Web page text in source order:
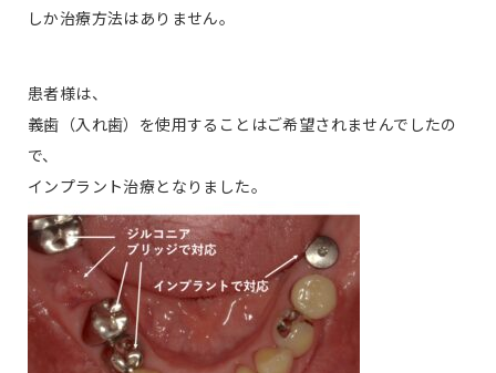
しか治療方法はありません。
患者様は、
義歯（入れ歯）を使用することはご希望されませんでしたの
で、
インプラント治療となりました。